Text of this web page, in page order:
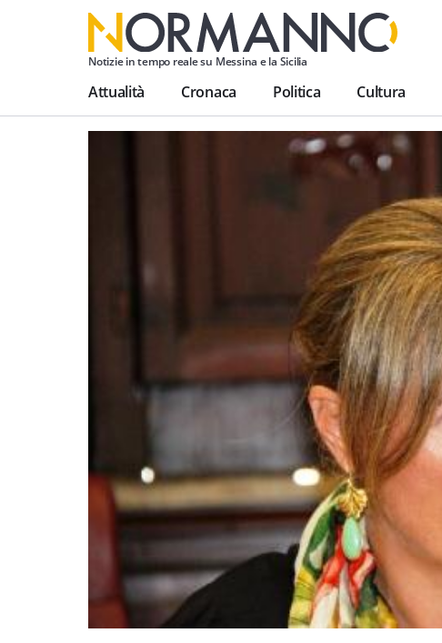
Notizie in tempo reale su Messina e la Sicilia
Attualità Cronaca Politica Cultura